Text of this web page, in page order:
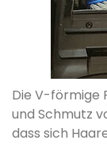
Die V-förmige
und Schmutz
dass sich